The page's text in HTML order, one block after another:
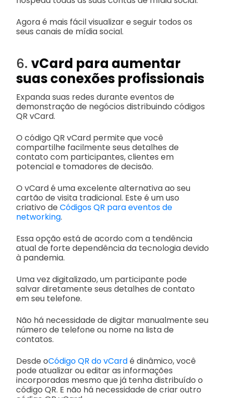
Agora é mais fácil visualizar e seguir todos os
seus canais de mídia social.
6. vCard para aumentar
suas conexões profissionais
Expanda suas redes durante eventos de
demonstração de negócios distribuindo códigos
QR vCard.
O código QR vCard permite que você
compartilhe facilmente seus detalhes de
contato com participantes, clientes em
potencial e tomadores de decisão.
O vCard é uma excelente alternativa ao seu
cartão de visita tradicional. Este é um uso
criativo de Códigos QR para eventos de
networking.
Essa opção está de acordo com a tendência
atual de forte dependência da tecnologia devido
à pandemia.
Uma vez digitalizado, um participante pode
salvar diretamente seus detalhes de contato
em seu telefone.
Não há necessidade de digitar manualmente seu
número de telefone ou nome na lista de
contatos.
Desde oCódigo QR do vCardé dinâmico, você
pode atualizar ou editar as informações
incorporadas mesmo que já tenha distribuído o
código QR. E não há necessidade de criar outro